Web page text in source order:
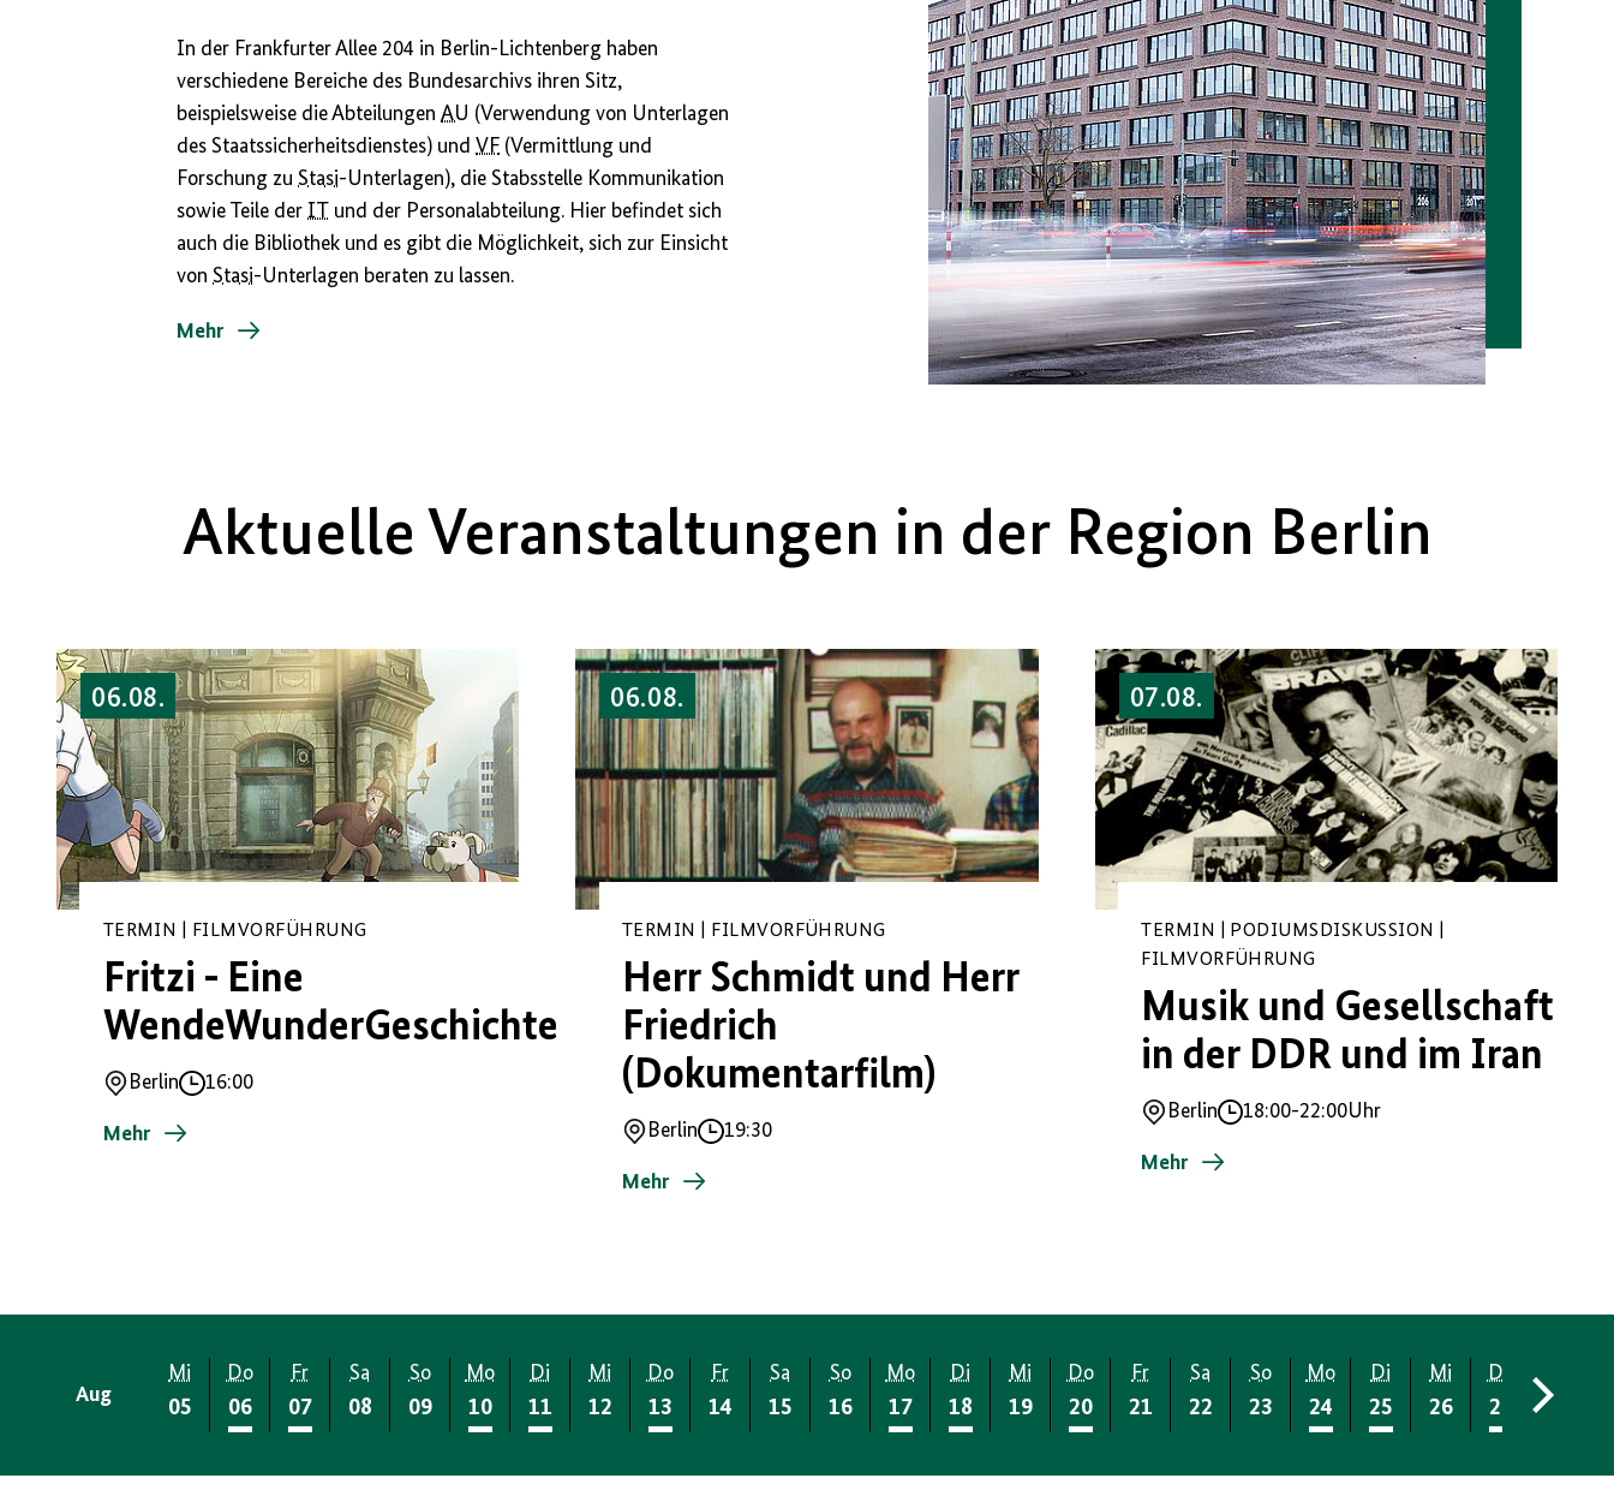
In der Frankfurter Allee 204 in Berlin-Lichtenberg haben
verschiedene Bereiche des Bundesarchivs ihren Sitz,
beispielsweise die AbteilungenAU (Verwendung von Unterlagen
des Staatssicherheitsdienstes) undVF (Vermittlung und
Forschung zuStasi-Unterlagen), die Stabsstelle Kommunikation
sowie Teile der IT und der Personalabteilung. Hier befindet sich
auch die Bibliothek und es gibt die Möglichkeit, sich zur Einsicht
vonStasi-Unterlagen beraten zu lassen.
Mehr
Aktuelle Veranstaltungen in der Region Berlin
06.08.
TERMIN | FILMVORFÜHRUNG
Fritzi - Eine
WendeWunderGeschichte
Ort
Berlin
Uhrzeit
16:00
Mehr
06.08.
TERMIN | FILMVORFÜHRUNG
Herr Schmidt und Herr
Friedrich
(Dokumentarfilm)
Ort
Berlin
Uhrzeit
19:30
Mehr
07.08.
TERMIN | PODIUMSDISKUSSION |
FILMVORFÜHRUNG
Musik und Gesellschaft
in der DDR und im Iran
Ort
Berlin
Uhrzeit
18:00-22:00Uhr
Mehr
Aug
Mi
05
Do
06
Fr
07
Sa
08
So
09
Mo
10
Di
11
Mi
12
Do
13
Fr
14
Sa
15
So
16
Mo
17
Di
18
Mi
19
Do
20
Fr
21
Sa
22
So
23
Mo
24
Di
25
Mi
26
Do
27 28